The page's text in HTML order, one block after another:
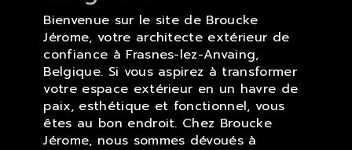
Bienvenue sur le site de Broucke
Jérome, votre architecte extérieur de
confiance à Frasnes-lez-Anvaing,
Belgique. Si vous aspirez à transformer
votre espace extérieur en un havre de
paix, esthétique et fonctionnel, vous
êtes au bon endroit. Chez Broucke
Jérome, nous sommes dévoués à